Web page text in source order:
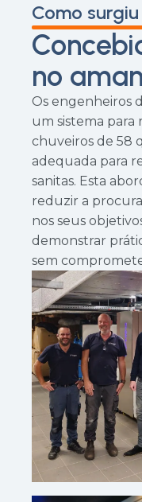
Como surgiu
no
Os engenheiros
um sistema para
chuveiros de 58
adequada para
sanitas. Esta
reduzir a
nos seus
demonstrar
sem